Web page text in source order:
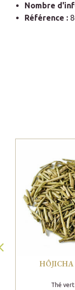
Nombre
Référence :
Thé vert